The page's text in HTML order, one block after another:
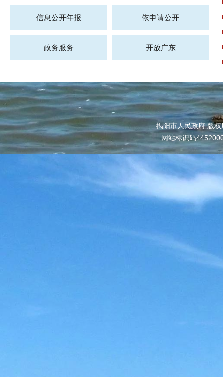
信息公开年报 依申请公开
政务服务 开放广东
揭阳市人民政府 版
网站标识码